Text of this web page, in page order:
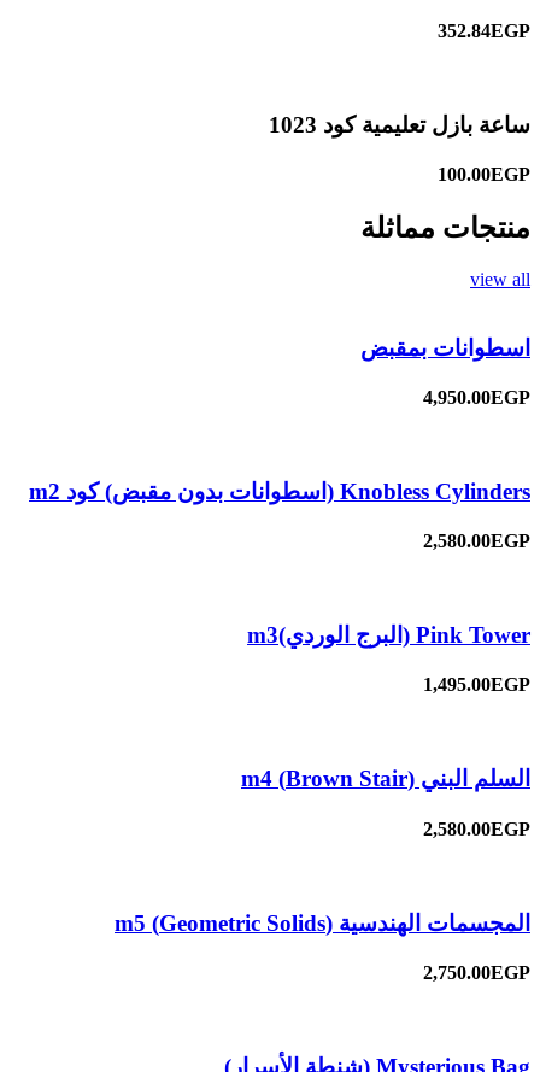
352.84EGP
ساعة بازل تعليمية كود 1023
100.00EGP
منتجات مماثلة
view all
اسطوانات بمقبض
4,950.00EGP
Knobless Cylinders (اسطوانات بدون مقبض) كود m2
2,580.00EGP
Pink Tower (البرج الوردي)m3
1,495.00EGP
السلم البني (Brown Stair) m4
2,580.00EGP
المجسمات الهندسية (Geometric Solids) m5
2,750.00EGP
Mysterious Bag (شنطة الأسرار)